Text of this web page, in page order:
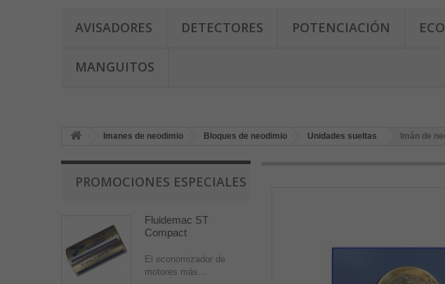
AVISADORES DETECTORES POTENCIACIÓN
MANGUITOS
Imanes de neodimio Bloques de neodimio Unidades sueltas Imán de
PROMOCIONES ESPECIALES
Fluidemac ST
Compact
El economizador de
motores más...